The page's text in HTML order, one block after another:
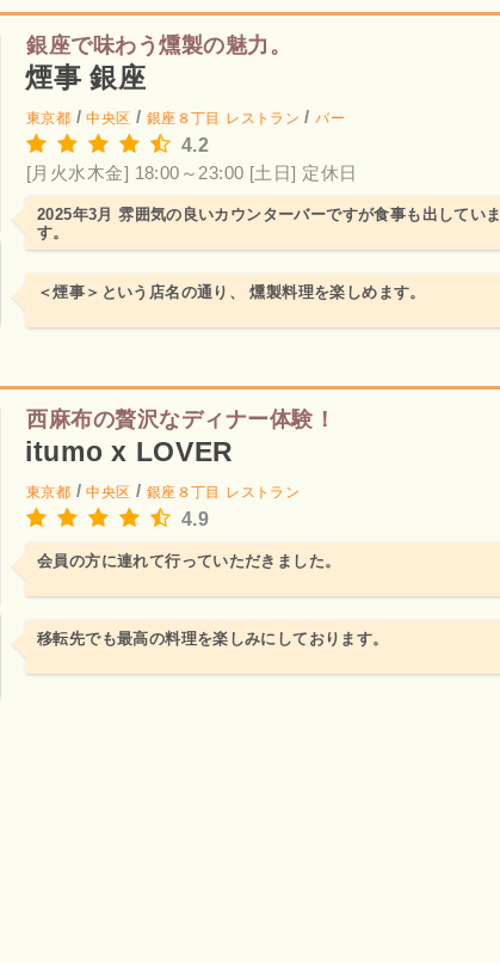
銀座で味わう燻製の魅力。
煙事 銀座
東京都 /中央区 / 銀座８丁目 レストラン /バー
4.2
[月火水木金] 18:00～23:00 [土日] 定休日
2025年3月 雰囲気の良いカウンターバーですが食事も出していま
す。
＜煙事＞という店名の通り、 燻製料理を楽しめます。
西麻布の贅沢なディナー体験！
itumo x LOVER
東京都 /中央区 / 銀座８丁目 レストラン
4.9
会員の方に連れて行っていただきました。
移転先でも最高の料理を楽しみにしております。